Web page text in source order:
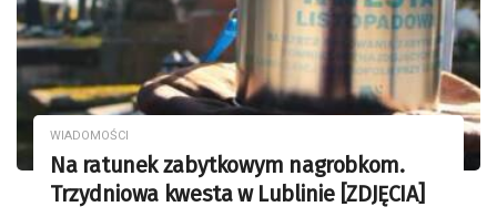
WIADOMOŚCI
Na ratunek zabytkowym nagrobkom.
Trzydniowa kwesta w Lublinie [ZDJĘCIA]